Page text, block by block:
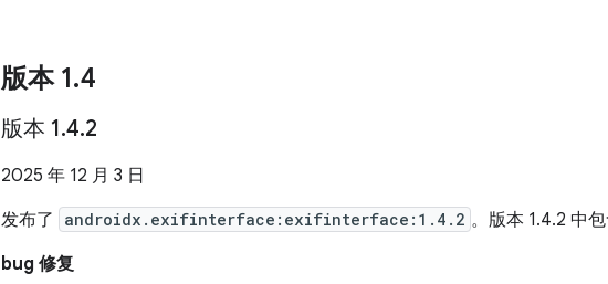
版本 1.4
版本 1.4.2
2025 年 12 月 3 日
发布了
androidx.exifinterface:exifinterface:1.4.2 。版本 1.4.2 中
bug 修复